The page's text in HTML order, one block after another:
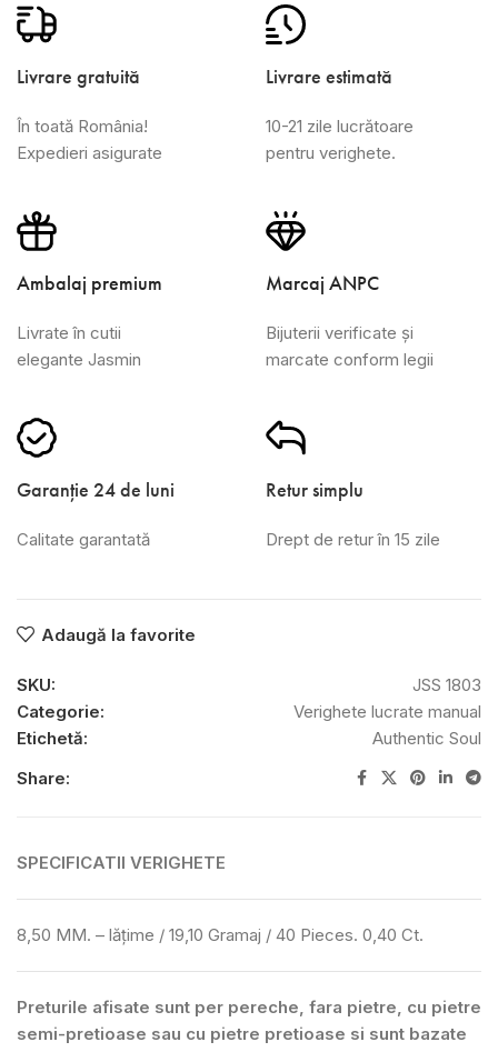
Livrare gratuită
În toată România!
Expedieri asigurate
Livrare estimată
10-21 zile lucrătoare
pentru verighete.
Ambalaj premium
Livrate în cutii
elegante Jasmin
Marcaj ANPC
Bijuterii verificate și
marcate conform legii
Garanție 24 de luni
Calitate garantată
Retur simplu
Drept de retur în 15 zile
Adaugă la favorite
SKU:
JSS 1803
Categorie:
Verighete lucrate manual
Etichetă:
Authentic Soul
Share:
SPECIFICATII VERIGHETE
8,50 MM. – lățime / 19,10 Gramaj / 40 Pieces. 0,40 Ct.
Preturile afisate sunt per pereche, fara pietre, cu pietre
semi-pretioase sau cu pietre pretioase si sunt bazate